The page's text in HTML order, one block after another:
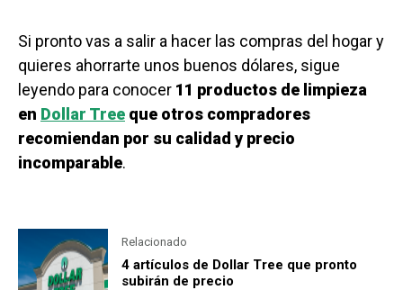
Si pronto vas a salir a hacer las compras del hogar y
quieres ahorrarte unos buenos dólares, sigue
leyendo para conocer 11 productos de limpieza
en Dollar Tree que otros compradores
recomiendan por su calidad y precio
incomparable.
Relacionado
4 artículos de Dollar Tree que pronto
subirán de precio